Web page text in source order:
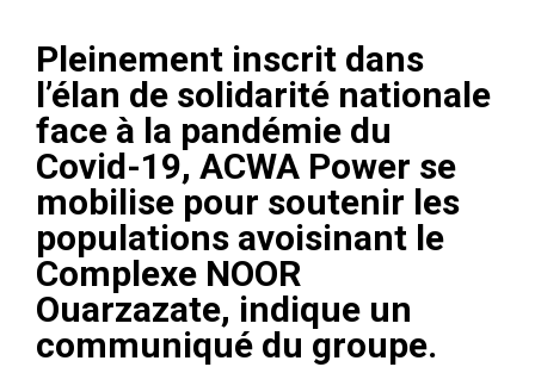
Pleinement inscrit dans
l’élan de solidarité nationale
face à la pandémie du
Covid-19, ACWA Power se
mobilise pour soutenir les
populations avoisinant le
Complexe NOOR
Ouarzazate, indique un
communiqué du groupe.